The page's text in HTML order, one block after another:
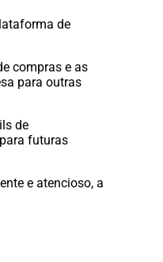
de
compras e as
para outras
de
futuras
e atencioso, a